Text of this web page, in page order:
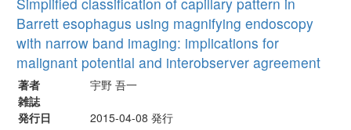
Barrett esophagus using magnifying endoscopy
with narrow band imaging: implications for
malignant potential and interobserver agreement
著者
宇野 吾一
雑誌
発行日
2015-04-08 発行